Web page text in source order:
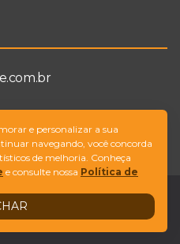
All Rights Reserved
NVGO
conosco
e personalizar a sua
navegando, você concorda
de melhoria. Conheça
e consulte nossa Política de